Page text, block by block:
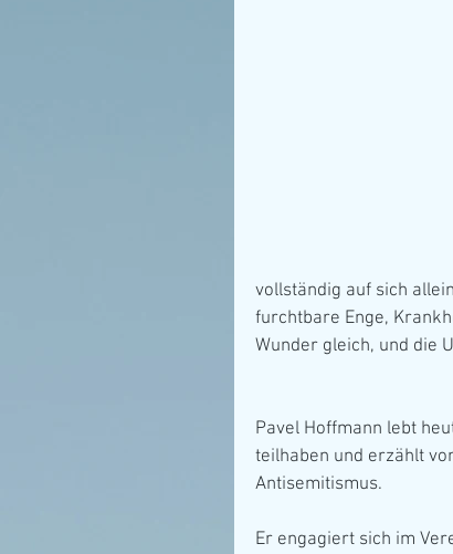
vollständig auf sich
furchtbare Enge,
Wunder gleich, und die
Pavel Hoffmann lebt
teilhaben und erzählt
Antisemitismus.
Er engagiert sich im